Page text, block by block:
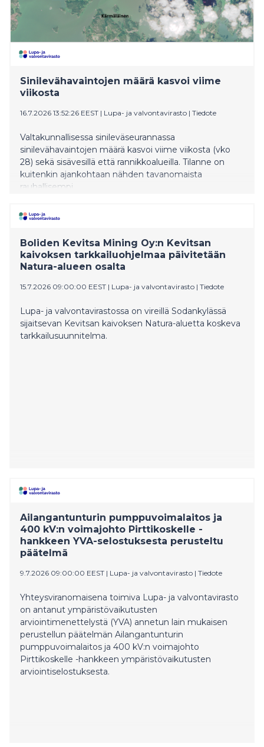
Sinilevähavaintojen määrä kasvoi viime
viikosta
16.7.2026 13:52:26 EEST | Lupa- ja valvontavirasto | Tiedote
Valtakunnallisessa sinileväseurannassa
sinilevähavaintojen määrä kasvoi viime viikosta (vko
28) sekä sisävesillä että rannikkoalueilla. Tilanne on
kuitenkin ajankohtaan nähden tavanomaista
rauhallisempi.
Boliden Kevitsa Mining Oy:n Kevitsan
kaivoksen tarkkailuohjelmaa päivitetään
Natura-alueen osalta
15.7.2026 09:00:00 EEST | Lupa- ja valvontavirasto | Tiedote
Lupa- ja valvontavirastossa on vireillä Sodankylässä
sijaitsevan Kevitsan kaivoksen Natura-aluetta koskeva
tarkkailusuunnitelma.
Ailangantunturin pumppuvoimalaitos ja
400 kV:n voimajohto Pirttikoskelle -
hankkeen YVA-selostuksesta perusteltu
päätelmä
9.7.2026 09:00:00 EEST | Lupa- ja valvontavirasto | Tiedote
Yhteysviranomaisena toimiva Lupa- ja valvontavirasto
on antanut ympäristövaikutusten
arviointimenettelystä (YVA) annetun lain mukaisen
perustellun päätelmän Ailangantunturin
pumppuvoimalaitos ja 400 kV:n voimajohto
Pirttikoskelle -hankkeen ympäristövaikutusten
arviointiselostuksesta.